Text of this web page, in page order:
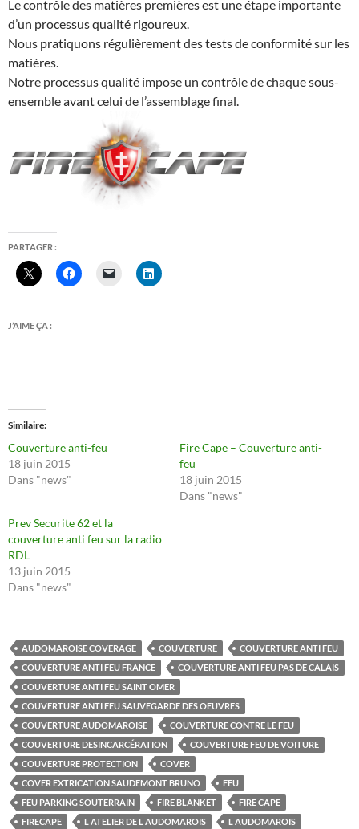
Le contrôle des matières premières est une étape importante
d’un processus qualité rigoureux.
Nous pratiquons régulièrement des tests de conformité sur les
matières.
Notre processus qualité impose un contrôle de chaque sous-
ensemble avant celui de l’assemblage final.
PARTAGER :
J’AIME ÇA :
Similaire
Couverture anti-feu
18 juin 2015
Dans "news"
Fire Cape – Couverture anti-
feu
18 juin 2015
Dans "news"
Prev Securite 62 et la
couverture anti feu sur la radio
RDL
13 juin 2015
Dans "news"
AUDOMAROISE COVERAGE COUVERTURE
COUVERTURE ANTI FEU
COUVERTURE ANTI FEU FRANCE
COUVERTURE ANTI FEU PAS DE CALAIS
COUVERTURE ANTI FEU SAINT OMER
COUVERTURE ANTI FEU SAUVEGARDE DES OEUVRES
COUVERTURE AUDOMAROISE
COUVERTURE CONTRE LE FEU
COUVERTURE DESINCARCÉRATION
COUVERTURE FEU DE VOITURE
COUVERTURE PROTECTION
COVER
COVER EXTRICATION SAUDEMONT BRUNO
FEU
FEU PARKING SOUTERRAIN
FIRE BLANKET
FIRE CAPE
FIRECAPE
L ATELIER DE L AUDOMAROIS
L AUDOMAROIS